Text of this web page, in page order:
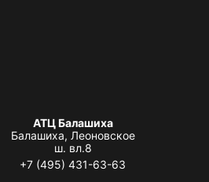
АТЦ Балашиха
Балашиха, Леоновское
ш. вл.8
+7 (495) 431-63-63